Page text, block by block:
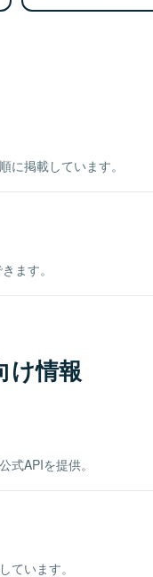
に掲載しています。
ます。
け情報
式APIを提供。
ています。